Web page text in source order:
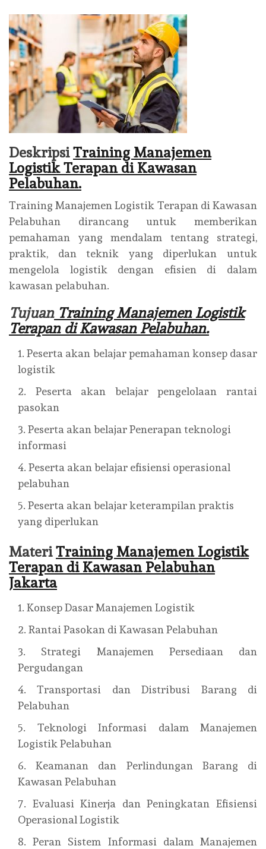
DeskripsiTraining Manajemen
Logistik Terapan di Kawasan
Pelabuhan.
Training Manajemen Logistik Terapan di Kawasan
Pelabuhan dirancang untuk memberikan
pemahaman yang mendalam tentang strategi,
praktik, dan teknik yang diperlukan untuk
mengelola logistik dengan efisien di dalam
kawasan pelabuhan.
TujuanTraining Manajemen Logistik
Terapan di Kawasan Pelabuhan.
Peserta akan belajar pemahaman konsep dasar
logistik
Peserta akan belajar pengelolaan rantai
pasokan
Peserta akan belajar Penerapan teknologi
informasi
Peserta akan belajar efisiensi operasional
pelabuhan
Peserta akan belajar keterampilan praktis
yang diperlukan
MateriTraining Manajemen Logistik
Terapan di Kawasan Pelabuhan
Jakarta
Konsep Dasar Manajemen Logistik
Rantai Pasokan di Kawasan Pelabuhan
Strategi Manajemen Persediaan dan
Pergudangan
Transportasi dan Distribusi Barang di
Pelabuhan
Teknologi Informasi dalam Manajemen
Logistik Pelabuhan
Keamanan dan Perlindungan Barang di
Kawasan Pelabuhan
Evaluasi Kinerja dan Peningkatan Efisiensi
Operasional Logistik
Peran Sistem Informasi dalam Manajemen